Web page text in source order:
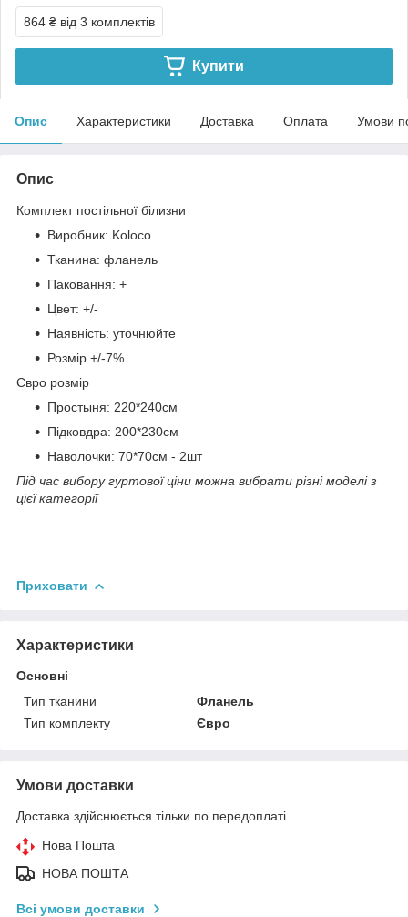
864 ₴ від 3 комплектів
Купити
Опис Характеристики Доставка Оплата Умови
Опис
Комплект постільної білизни
Виробник: Koloco
Тканина: фланель
Паковання: +
Цвет: +/-
Наявність: уточнюйте
Розмір +/-7%
Євро розмір
Простыня: 220*240см
Підковдра: 200*230см
Наволочки: 70*70см - 2шт
Під час вибору гуртової ціни можна вибрати різні моделі з
цієї категорії
Приховати
Характеристики
Основні
Тип тканини
Фланель
Тип комплекту
Євро
Умови доставки
Доставка здійснюється тільки по передоплаті.
Нова Пошта
НОВА ПОШТА
Всі умови доставки